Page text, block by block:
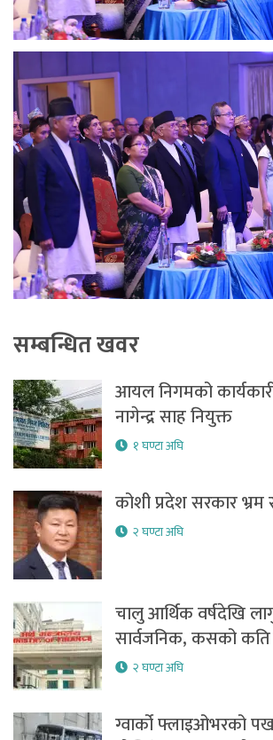
सम्बन्धित खवर
आयल निगमको
नागेन्द्र साह नियुक्त
१ घण्टा अघि
कोशी प्रदेश सरकार भ्रम
२ घण्टा अघि
चालु आर्थिक वर्षदेखि
सार्वजनिक, कसको
२ घण्टा अघि
ग्वार्को फ्लाइओभरको